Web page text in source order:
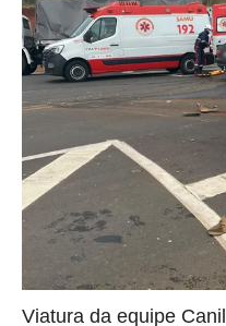
Viatura da equipe